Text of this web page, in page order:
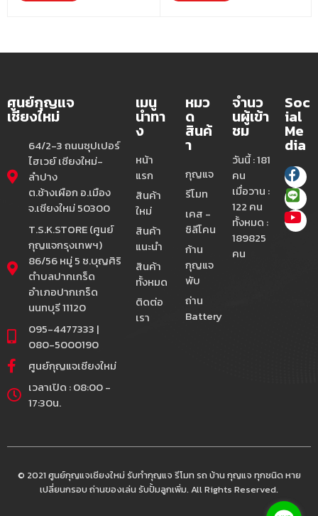
ศูนย์กุญแจ
เชียงใหม่
64/2-3 ถนนซุปเปอร์
ไฮเวย์ เชียงใหม่-
ลำปาง
ต.ช้างเผือก อ.เมือง
จ.เชียงใหม่ 50300
T.S.K.STORE (ศูนย์
กุญแจกรุงเทพฯ)
86/56 หมู่ 5 ซ.บุญศิริ
ตำบลปากเกร็ด
อำเภอปากเกร็ด
นนทบุรี 11120
095-4477333 |
080-5000190
ศูนย์กุญแจเชียงใหม่
เวลาเปิด : 08:00 -
17:30น.
เมนู
นำทา
ง
หน้า
แรก
สินค้า
ใหม่
สินค้า
แนะนำ
สินค้า
ทั้งหมด
ติดต่อ
เรา
หมว
ด
สินค้
า
กุญแจ
รีโมท
เคส -
ซิลีโคน
ก้าน
กุญแจ
พับ
ถ่าน
Battery
จำนว
นผู้เข้า
ชม
วันนี้ : 181
คน
เมื่อวาน :
122 คน
ทั้งหมด :
189825
คน
Soc
ial
Me
dia
© 2021 ศูนย์กุญแจเชียงใหม่ รับทำกุญแจ รีโมท รถ บ้าน กุญแจ ทุกชนิด หาย
เปลี่ยนกรอบ ถ่านของเล่น รับปั้มลูกเพิ่ม. All Rights Reserved.